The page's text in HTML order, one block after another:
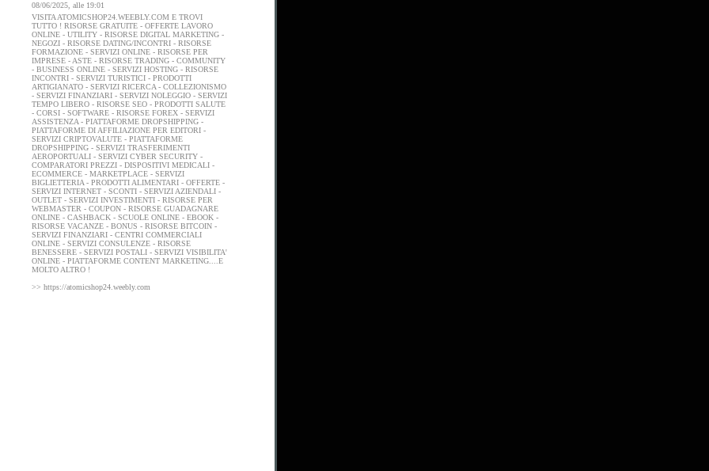
08/06/2025, alle 19:01
VISITA ATOMICSHOP24.WEEBLY.COM E TROVI
TUTTO ! RISORSE GRATUITE - OFFERTE LAVORO
ONLINE - UTILITY - RISORSE DIGITAL MARKETING -
NEGOZI - RISORSE DATING/INCONTRI - RISORSE
FORMAZIONE - SERVIZI ONLINE - RISORSE PER
IMPRESE - ASTE - RISORSE TRADING - COMMUNITY
- BUSINESS ONLINE - SERVIZI HOSTING - RISORSE
INCONTRI - SERVIZI TURISTICI - PRODOTTI
ARTIGIANATO - SERVIZI RICERCA - COLLEZIONISMO
- SERVIZI FINANZIARI - SERVIZI NOLEGGIO - SERVIZI
TEMPO LIBERO - RISORSE SEO - PRODOTTI SALUTE
- CORSI - SOFTWARE - RISORSE FOREX - SERVIZI
ASSISTENZA - PIATTAFORME DROPSHIPPING -
PIATTAFORME DI AFFILIAZIONE PER EDITORI -
SERVIZI CRIPTOVALUTE - PIATTAFORME
DROPSHIPPING - SERVIZI TRASFERIMENTI
AEROPORTUALI - SERVIZI CYBER SECURITY -
COMPARATORI PREZZI - DISPOSITIVI MEDICALI -
ECOMMERCE - MARKETPLACE - SERVIZI
BIGLIETTERIA - PRODOTTI ALIMENTARI - OFFERTE -
SERVIZI INTERNET - SCONTI - SERVIZI AZIENDALI -
OUTLET - SERVIZI INVESTIMENTI - RISORSE PER
WEBMASTER - COUPON - RISORSE GUADAGNARE
ONLINE - CASHBACK - SCUOLE ONLINE - EBOOK -
RISORSE VACANZE - BONUS - RISORSE BITCOIN -
SERVIZI FINANZIARI - CENTRI COMMERCIALI
ONLINE - SERVIZI CONSULENZE - RISORSE
BENESSERE - SERVIZI POSTALI - SERVIZI VISIBILITA'
ONLINE - PIATTAFORME CONTENT MARKETING....E
MOLTO ALTRO !
>> https://atomicshop24.weebly.com